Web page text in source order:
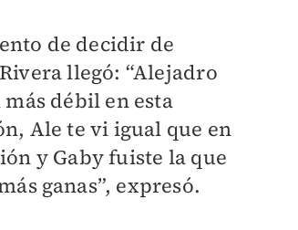
de decidir de
llegó: “Alejadro
débil en esta
Ale te vi igual que en
y Gaby fuiste la que
ganas”, expresó.